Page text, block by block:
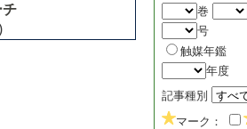
チ
巻
号
触媒年鑑
年度
記事種別
マーク：